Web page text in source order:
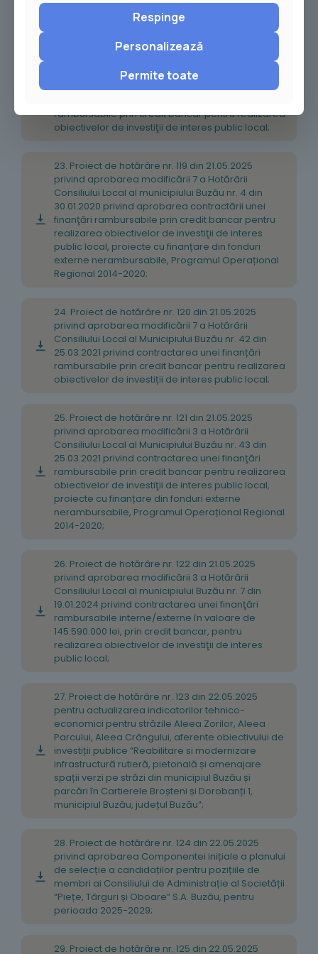
privind aprobarea modificării 14 a Hotărârii
rambursabile prin credit bancar pentru realizarea
obiectivelor de investiţii de interes public local;
23. Proiect de hotărâre nr. 119 din 21.05.2025
privind aprobarea modificării 7 a Hotărârii
Consiliului Local al municipiului Buzău nr. 4 din
30.01.2020 privind aprobarea contractării unei
finanţări rambursabile prin credit bancar pentru
realizarea obiectivelor de investiţii de interes
public local, proiecte cu finanțare din fonduri
externe nerambursabile, Programul Operațional
Regional 2014-2020;
24. Proiect de hotărâre nr. 120 din 21.05.2025
privind aprobarea modificării 7 a Hotărârii
Consiliului Local al Municipiului Buzău nr. 42 din
25.03.2021 privind contractarea unei finanțări
rambursabile prin credit bancar pentru realizarea
obiectivelor de investiții de interes public local;
25. Proiect de hotărâre nr. 121 din 21.05.2025
privind aprobarea modificării 3 a Hotărârii
Consiliului Local al Municipiului Buzău nr. 43 din
25.03.2021 privind contractarea unei finanţări
rambursabile prin credit bancar pentru realizarea
obiectivelor de investiţii de interes public local,
proiecte cu finanțare din fonduri externe
nerambursabile, Programul Operațional Regional
2014-2020;
26. Proiect de hotărâre nr. 122 din 21.05.2025
privind aprobarea modificării 3 a Hotărârii
Consiliului Local al municipiului Buzău nr. 7 din
19.01.2024 privind contractarea unei finanţări
rambursabile interne/externe în valoare de
145.590.000 lei, prin credit bancar, pentru
realizarea obiectivelor de investiţii de interes
public local;
27. Proiect de hotărâre nr. 123 din 22.05.2025
pentru actualizarea indicatorilor tehnico-
economici pentru străzile Aleea Zorilor, Aleea
Parcului, Aleea Crângului, aferente obiectivului de
investiții publice ”Reabilitare si modernizare
infrastructură rutieră, pietonală și amenajare
spații verzi pe străzi din municipiul Buzău și
parcări în Cartierele Broșteni și Dorobanți 1,
municipiul Buzău, județul Buzău”;
28. Proiect de hotărâre nr. 124 din 22.05.2025
privind aprobarea Componentei inițiale a planului
de selecție a candidaților pentru pozițiile de
membri ai Consiliului de Administrație al Societății
“Piețe, Târguri și Oboare” S.A. Buzău, pentru
perioada 2025-2029;
29. Proiect de hotărâre nr. 125 din 22.05.2025
Respinge
Personalizează
Permite toate